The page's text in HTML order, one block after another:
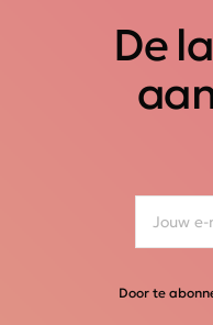
De
Door te